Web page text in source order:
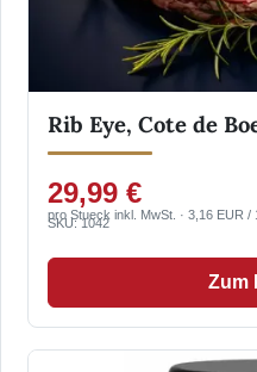
Rib Eye, Cote de
29,99 €
pro Stueck inkl. MwSt. · 3,16 EUR /
SKU: 1042
Zum